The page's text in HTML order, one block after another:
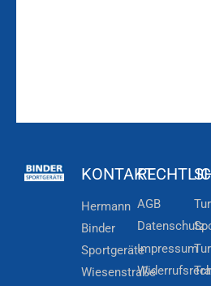
KONTAKT
Hermann
Binder
Sportgeräte
Wiesenstraße
AGB
Datenschutz
Impressum